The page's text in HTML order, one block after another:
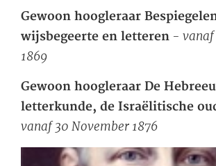
Gewoon hoogleraar
wijsbegeerte en letteren - vanaf
1869
Gewoon hoogleraar De
letterkunde, de Israëlitische
vanaf 30 November 1876